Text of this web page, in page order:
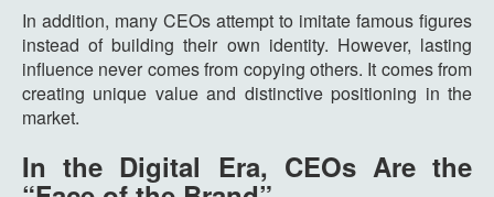
In addition, many CEOs attempt to imitate famous figures
instead of building their own identity. However, lasting
influence never comes from copying others. It comes from
creating unique value and distinctive positioning in the
market.
In the Digital Era, CEOs Are the